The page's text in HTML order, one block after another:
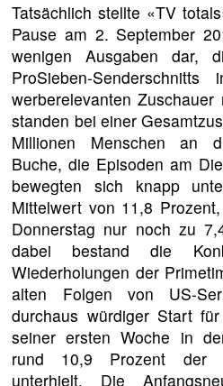
Tatsächlich stellte «TV
Pause am 2. September
wenigen Ausgaben dar,
ProSieben-
werberelevanten
standen bei einer
Millionen Menschen an
Buche, die Episoden am
bewegten sich knapp
Mittelwert von 11,8
Donnerstag nur noch zu
dabei bestand die
Wiederholungen der
alten Folgen von US-
durchaus würdiger Start
seiner ersten Woche in
rund 10,9 Prozent der
unterhielt. Die